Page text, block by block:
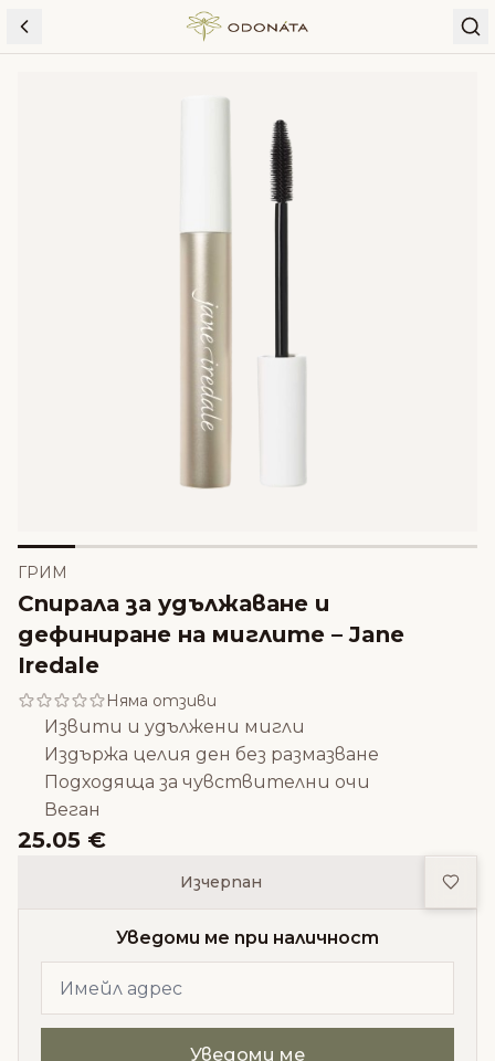
Skip to content
ГРИМ
Спирала за удължаване и
дефиниране на миглите – Jane
Iredale
Няма отзиви
Извити и удължени мигли
Издържа целия ден без размазване
Подходяща за чувствителни очи
Веган
25.05 €
Изчерпан
Уведоми ме при наличност